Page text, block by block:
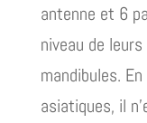
antenne et 6
niveau de
mandibules.
asiatiques, il